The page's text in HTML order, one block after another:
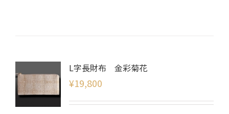
L字長財布 金彩菊花
¥19,800